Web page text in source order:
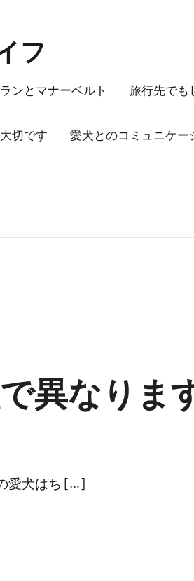
フ
ンとマナーベルト 旅行先でも
切です 愛犬とのコミュニケー
異なりま
愛犬はち […]